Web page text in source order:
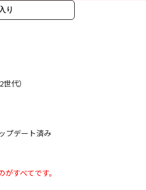
り
代）
プデート済み
すべてです。